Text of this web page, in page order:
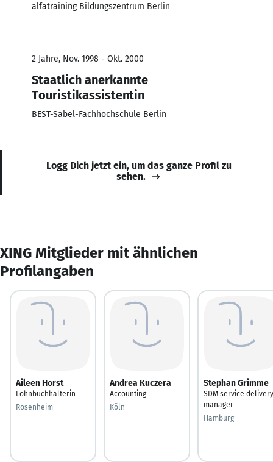
alfatraining Bildungszentrum Berlin
2 Jahre, Nov. 1998 - Okt. 2000
Staatlich anerkannte
Touristikassistentin
BEST-Sabel-Fachhochschule Berlin
Logg Dich jetzt ein, um das ganze Profil zu
sehen.
XING Mitglieder mit ähnlichen
Profilangaben
Aileen Horst
Lohnbuchhalterin
Rosenheim
Andrea Kuczera
Accounting
Köln
Stephan Grimme
SDM service delivery
manager
Hamburg